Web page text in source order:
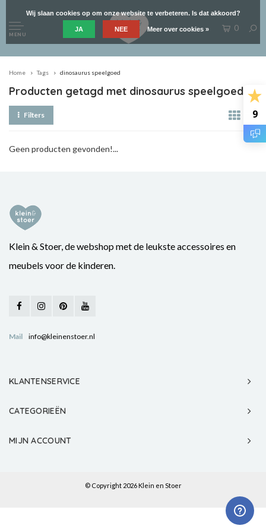
9
MENU
0
Home Tags dinosaurus speelgoed
Producten getagd met dinosaurus speelgoed
Filters
Geen producten gevonden!...
Klein & Stoer, de webshop met de leukste accessoires en
meubels voor de kinderen.
Mail info@kleinenstoer.nl
KLANTENSERVICE
CATEGORIEËN
MIJN ACCOUNT
© Copyright 2026 Klein en Stoer
Wij slaan cookies op om onze website te verbeteren. Is dat akkoord?
JA NEE Meer over cookies »